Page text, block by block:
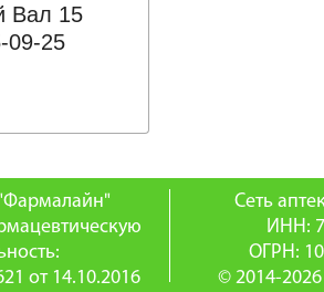
Вал 15
09-25
от 14.10.2016
Сеть
ИНН:
ОГРН:
© 2014-